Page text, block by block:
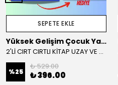
SEPETE EKLE
Yüksek Gelişim Çocuk Yayınları
2'Lİ CIRT CIRTLI KİTAP UZAY VE SAĞLIKLI VİTAMİNLER KAMPANYA
%25
₺ 529.00
₺ 396.00